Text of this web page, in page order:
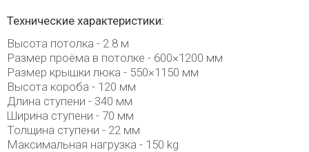
Технические характеристики:
Высота потолка - 2.8 м
Размер проёма в потолке - 600×1200 мм
Размер крышки люка - 550×1150 мм
Высота короба - 120 мм
Длина ступени - 340 мм
Ширина ступени - 70 мм
Толщина ступени - 22 мм
Максимальная нагрузка - 150 kg